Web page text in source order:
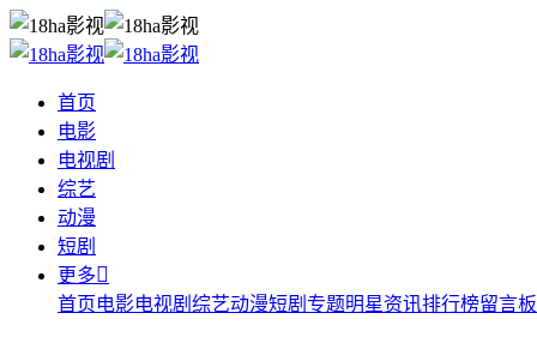
首页
电影
电视剧
综艺
动漫
短剧
更多
首页电影电视剧 综艺动漫短剧 专题明星资讯排行榜留言板